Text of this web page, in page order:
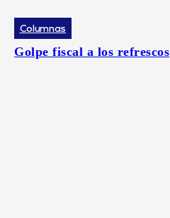
Columnas
Golpe fiscal a los refrescos